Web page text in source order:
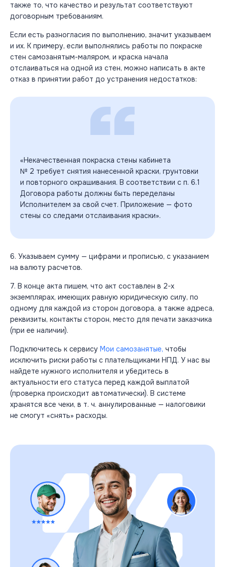
также то, что качество и результат соответствуют
договорным требованиям.
Если есть разногласия по выполнению, значит указываем
и их. К примеру, если выполнялись работы по покраске
стен самозанятым-маляром, и краска начала
отслаиваться на одной из стен, можно написать в акте
отказ в принятии работ до устранения недостатков:
«Некачественная покраска стены кабинета
№ 2 требует снятия нанесенной краски, грунтовки
и повторного окрашивания. В соответствии с п. 6.1
Договора работы должны быть переделаны
Исполнителем за свой счет. Приложение — фото
стены со следами отслаивания краски».
6. Указываем сумму — цифрами и прописью, с указанием
на валюту расчетов.
7. В конце акта пишем, что акт составлен в 2-х
экземплярах, имеющих равную юридическую силу, по
одному для каждой из сторон договора, а также адреса,
реквизиты, контакты сторон, место для печати заказчика
(при ее наличии).
Подключитесь к сервису Мои самозанятые, чтобы
исключить риски работы с плательщиками НПД. У нас вы
найдете нужного исполнителя и убедитесь в
актуальности его статуса перед каждой выплатой
(проверка происходит автоматически). В системе
хранятся все чеки, в т. ч. аннулированные — налоговики
не смогут «снять» расходы.